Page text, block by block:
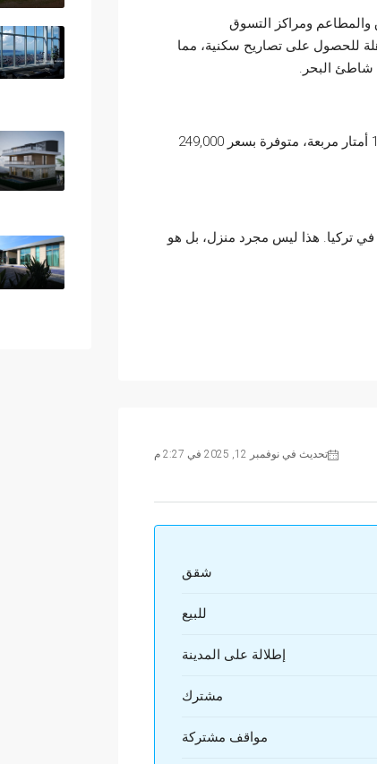
والمطاعم ومراكز التسوق
للحصول على تصاريح سكنية، مما
شاطئ البحر.
شقة مفروشة بالكامل من 3 غرف نوم + غرفة معيشة واحدة، بمساحة معيشة 120 أمتار مربعة، متوفرة بسعر 249,000
في تركيا. هذا ليس مجرد منزل، بل هو
تحديث في نوفمبر 12, 2025 في 2:27 م
شقق
للبيع
إطلالة على المدينة
مشترك
مواقف مشتركة